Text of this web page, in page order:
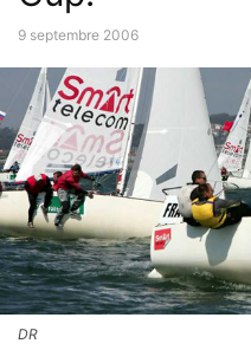
9 septembre 2006
DR